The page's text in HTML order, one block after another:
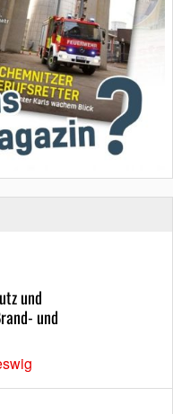
und
und